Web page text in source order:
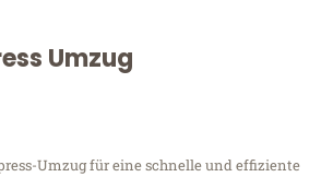
Umzug
Umzug für eine schnelle und effiziente